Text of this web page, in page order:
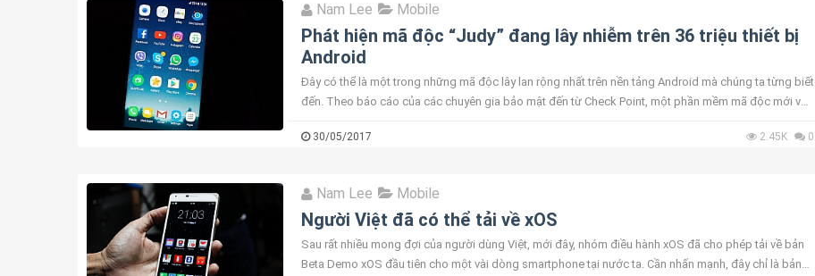
Nam Lee Mobile
Phát hiện mã độc “Judy” đang lây nhiễm trên 36 triệu thiết bị
Android
Đây có thể là một trong những mã độc lây lan rộng nhất trên nền tảng Android mà chúng ta từng biết
đến. Theo báo cáo của các chuyên gia bảo mật đến từ Check Point, một phần mềm mã độc mới vừa
30/05/2017 2.45K 0
Nam Lee Mobile
Người Việt đã có thể tải về xOS
Sau rất nhiều mong đợi của người dùng Việt, mới đây, nhóm điều hành xOS đã cho phép tải về bản
Beta Demo xOS đầu tiên cho một vài dòng smartphone tại nước ta. Cần nhấn mạnh, đây chỉ là bản